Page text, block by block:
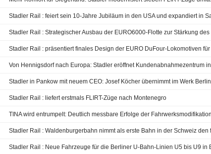
Stadler in Pankow mit neuem CEO: Josef Köcher übernimmt im Werk Berlin
Stadler Rail : liefert erstmals FLIRT-Züge nach Montenegro